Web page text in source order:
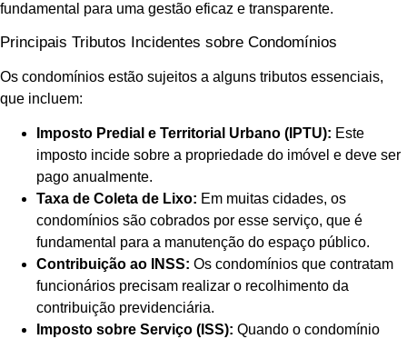
fundamental para uma gestão eficaz e transparente.
Principais Tributos Incidentes sobre Condomínios
Os condomínios estão sujeitos a alguns tributos essenciais,
que incluem:
Imposto Predial e Territorial Urbano (IPTU): Este
imposto incide sobre a propriedade do imóvel e deve ser
pago anualmente.
Taxa de Coleta de Lixo: Em muitas cidades, os
condomínios são cobrados por esse serviço, que é
fundamental para a manutenção do espaço público.
Contribuição ao INSS: Os condomínios que contratam
funcionários precisam realizar o recolhimento da
contribuição previdenciária.
Imposto sobre Serviço (ISS): Quando o condomínio